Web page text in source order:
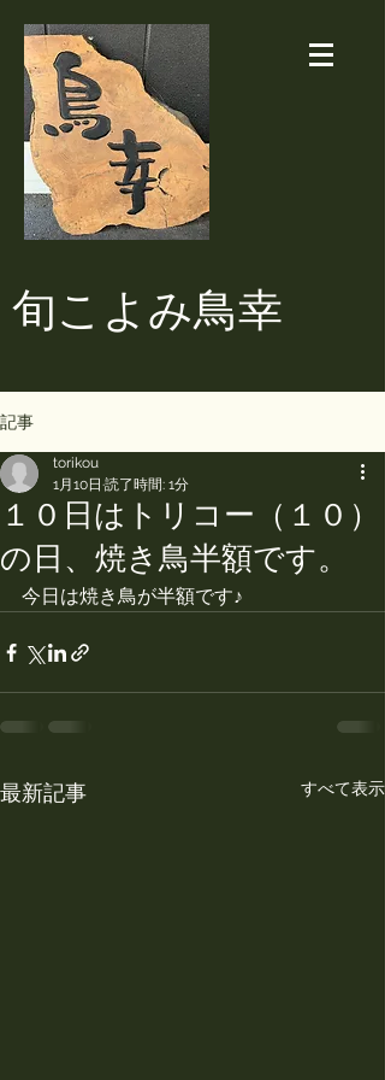
​旬こよみ鳥幸
記事
１０日はトリコー（１０）
の日、焼き鳥半額です。
torikou
1月10日 読了時間: 1分
今日は焼き鳥が半額です♪
最新記事 すべて表示